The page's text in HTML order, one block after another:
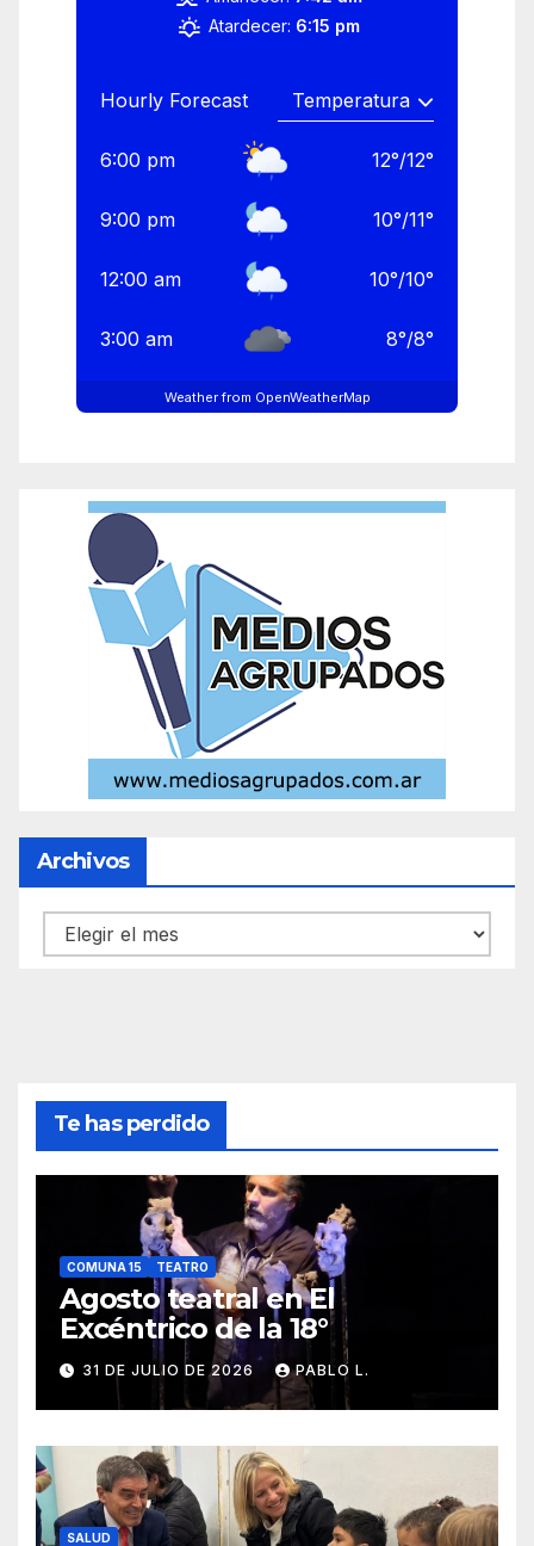
Atardecer: 6:15 pm
Hourly Forecast
6:00 pm 12°/12°
9:00 pm 10°/11°
12:00 am 10°/10°
3:00 am 8°/8°
Weather from OpenWeatherMap
Archivos
Archivos
Te has perdido
COMUNA 15 TEATRO
Agosto teatral en El
Excéntrico de la 18°
31 DE JULIO DE 2026 PABLO L.
SALUD